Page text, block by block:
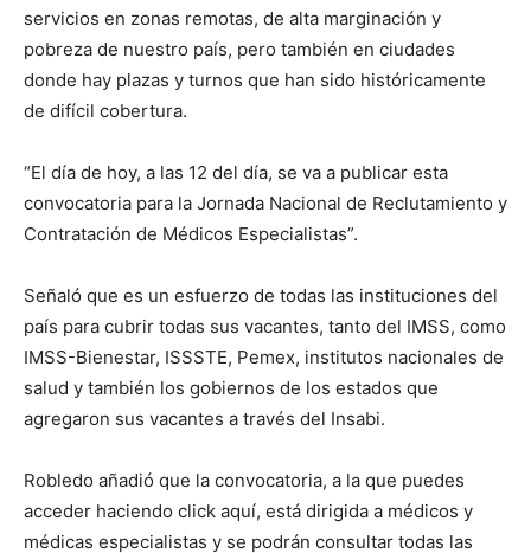
servicios en zonas remotas, de alta marginación y
pobreza de nuestro país, pero también en ciudades
donde hay plazas y turnos que han sido históricamente
de difícil cobertura.
“El día de hoy, a las 12 del día, se va a publicar esta
convocatoria para la Jornada Nacional de Reclutamiento y
Contratación de Médicos Especialistas”.
Señaló que es un esfuerzo de todas las instituciones del
país para cubrir todas sus vacantes, tanto del IMSS, como
IMSS-Bienestar, ISSSTE, Pemex, institutos nacionales de
salud y también los gobiernos de los estados que
agregaron sus vacantes a través del Insabi.
Robledo añadió que la convocatoria, a la que puedes
acceder haciendo click aquí, está dirigida a médicos y
médicas especialistas y se podrán consultar todas las